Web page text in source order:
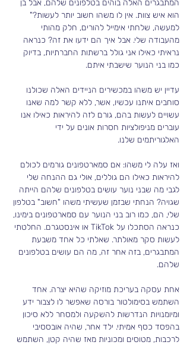
המתבגרים האלה בוהים בטלפונים שלהם, אבל בן
הוא איש צוות. אין לו משהו חשוב יותר לעשות?"
למעשה, שלחתי אימייל להורים, חלק מהותי
מהעבודה שלי. אבל איך הם ידעו את זה? כנראה
נראיתי כאילו אני גולל ברשתות החברתיות, בדיוק
כמו בני הנוער שישבתי איתם.
עדיין יש משהו במכשירים הניידים האלה שכולנו
סוחבים איתנו עכשיו, אשר, ללא קשר למה שאנו
עשויים לעשות בהם, גורם לזה להיראות כאילו אנו
עוברים מניפולציות חסרות אונים על ידי
האלגוריתמים שלנו.
ואז עלה לי משהו: אם סמארטפונים גורמים לכולם
להיראות כאילו הם גוללים, אולי גם ההנחה שלי
לגבי מה שבני נוער עושים בטלפונים שלהם הייתה
שגויה? הנחתי שבזמן שעשיתי משהו "חשוב" בטלפון
שלי, הם, כמו רוב בני הנוער עם סמארטפונים בימינו,
כנראה הסתכלו על TikTok או אינסטגרם. החלטתי
לעשות סקר מאולתר. שאלתי כל אחד משבעת
המתבגרים, בזה אחר זה, מה הם עושים בטלפונים
שלהם.
אחת עסקה בעריכת מוזיקה שהיא יצרה. אחד
השתמש בסימולטור בורסה שאפשר לו לצבור ידע
ומיומנויות הנדרשות להשקעה ולמסחר ללא סיכון
בהפסד כסף אמיתי. ילד אחר, שהיה אובססיבי
לרכבות, מטוסים ומכוניות מאז שהיה קטן, השתמש